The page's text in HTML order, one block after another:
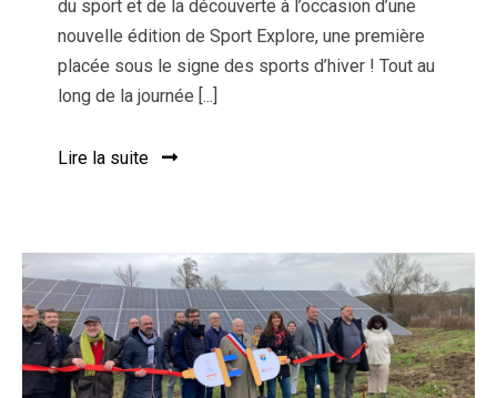
du sport et de la découverte à l’occasion d’une
nouvelle édition de Sport Explore, une première
placée sous le signe des sports d’hiver ! Tout au
long de la journée [...]
Lire la suite